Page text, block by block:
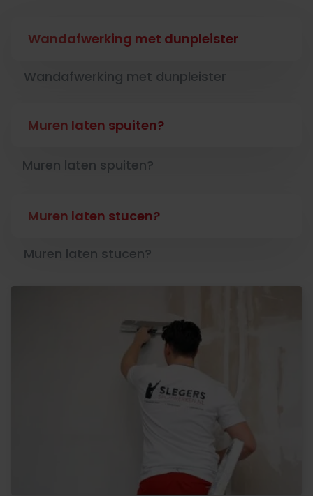
Wandafwerking met dunpleister
Wandafwerking met dunpleister
Muren laten spuiten?
Muren laten spuiten?
Muren laten stucen?
Muren laten stucen?